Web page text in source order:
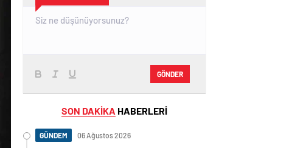
GÖNDER
SON DAKİKA HABERLERİ
GÜNDEM 06 Ağustos 2026